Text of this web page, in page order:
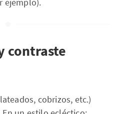
contraste
cobrizos, etc.)